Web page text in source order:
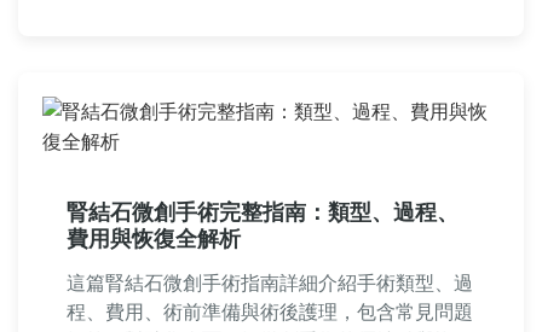
腎結石微創手術完整指南：類型、過程、
費用與恢復全解析
這篇腎結石微創手術指南詳細介紹手術類型、過
程、費用、術前準備與術後護理，包含常見問題